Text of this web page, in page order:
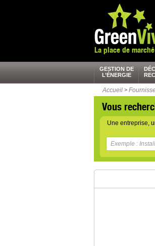
La place de
GESTION DE
L’ÉNERGIE
Accueil >
Vous
Une entreprise,